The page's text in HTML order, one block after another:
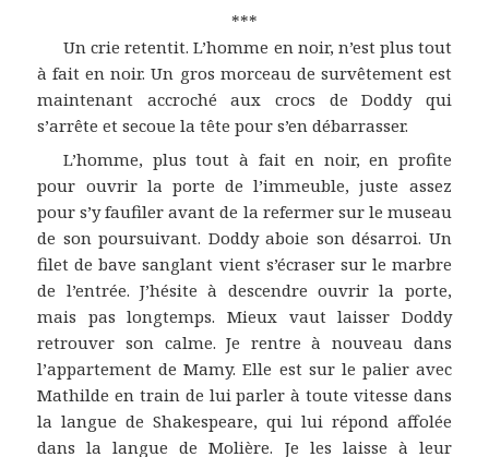
***
Un crie retentit. L’homme en noir, n’est plus tout
à fait en noir. Un gros morceau de survêtement est
maintenant accroché aux crocs de Doddy qui
s’arrête et secoue la tête pour s’en débarrasser.
L’homme, plus tout à fait en noir, en profite
pour ouvrir la porte de l’immeuble, juste assez
pour s’y faufiler avant de la refermer sur le museau
de son poursuivant. Doddy aboie son désarroi. Un
filet de bave sanglant vient s’écraser sur le marbre
de l’entrée. J’hésite à descendre ouvrir la porte,
mais pas longtemps. Mieux vaut laisser Doddy
retrouver son calme. Je rentre à nouveau dans
l’appartement de Mamy. Elle est sur le palier avec
Mathilde en train de lui parler à toute vitesse dans
la langue de Shakespeare, qui lui répond affolée
dans la langue de Molière. Je les laisse à leur